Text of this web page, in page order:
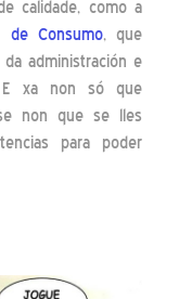
calidade, como a
de Consumo, que
administración e
E xa non só que
non que se lles
para poder